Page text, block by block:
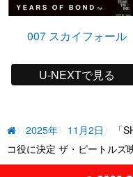
007 スカイフォール
U-NEXTで見る
2025年 11月2日
「
コ役に決定 ザ・ビートルズ